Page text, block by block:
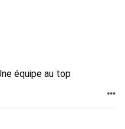
équipe au top